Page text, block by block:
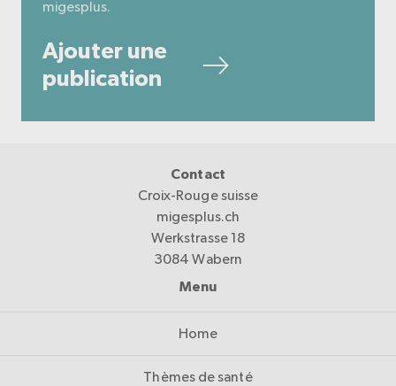
migesplus.
Ajouter une
publication
Contact
Croix-Rouge suisse
migesplus.ch
Werkstrasse 18
3084 Wabern
Menu
Home
Thèmes de santé